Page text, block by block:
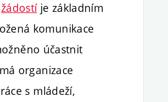
žádostíje základním
komunikace
účastnit
organizace
s mládeží,